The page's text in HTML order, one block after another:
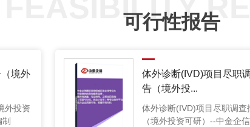
FEASIBILITY
可行性报告
境外
外投资
体外诊断(IVD)项目尽职
告（境外投...
体外诊断(IVD)项目尽职调查
（境外投资可研）--中金企